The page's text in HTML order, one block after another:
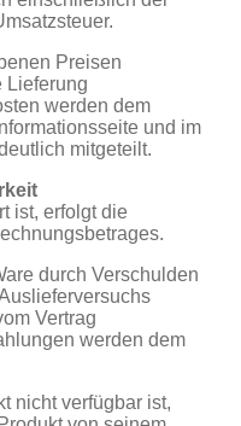
Preisen
Lieferung
werden dem
und im
mitgeteilt.
ist, erfolgt die
durch Verschulden
Vertrag
werden dem
nicht verfügbar ist,